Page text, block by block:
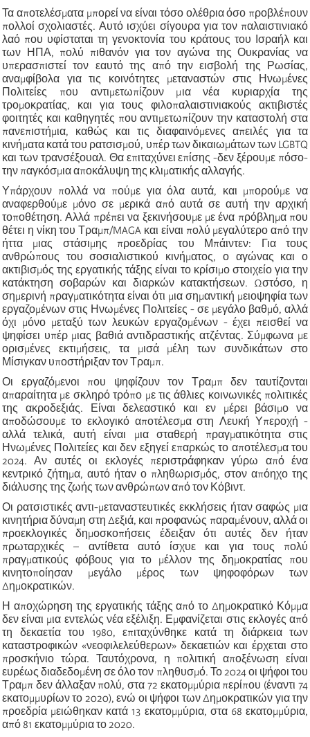
Τα αποτελέσματα μπορεί να είναι τόσο ολέθρια όσο προβλέπουν
πολλοί σχολιαστές. Αυτό ισχύει σίγουρα για τον παλαιστινιακό
λαό που υφίσταται τη γενοκτονία του κράτους του Ισραήλ και
των ΗΠΑ, πολύ πιθανόν για τον αγώνα της Ουκρανίας να
υπερασπιστεί τον εαυτό της από την εισβολή της Ρωσίας,
αναμφίβολα για τις κοινότητες μεταναστών στις Ηνωμένες
Πολιτείες που αντιμετωπίζουν μια νέα κυριαρχία της
τρομοκρατίας, και για τους φιλοπαλαιστινιακούς ακτιβιστές
φοιτητές και καθηγητές που αντιμετωπίζουν την καταστολή στα
πανεπιστήμια, καθώς και τις διαφαινόμενες απειλές για τα
κινήματα κατά του ρατσισμού, υπέρ των δικαιωμάτων των LGBTQ
και των τρανσέξουαλ. Θα επιταχύνει επίσης -δεν ξέρουμε πόσο-
την παγκόσμια αποκάλυψη της κλιματικής αλλαγής.
Υπάρχουν πολλά να πούμε για όλα αυτά, και μπορούμε να
αναφερθούμε μόνο σε μερικά από αυτά σε αυτή την αρχική
τοποθέτηση. Αλλά πρέπει να ξεκινήσουμε με ένα πρόβλημα που
θέτει η νίκη του Τραμπ/MAGA και είναι πολύ μεγαλύτερο από την
ήττα μιας στάσιμης προεδρίας του Μπάιντεν: Για τους
ανθρώπους του σοσιαλιστικού κινήματος, ο αγώνας και ο
ακτιβισμός της εργατικής τάξης είναι το κρίσιμο στοιχείο για την
κατάκτηση σοβαρών και διαρκών κατακτήσεων. Ωστόσο, η
σημερινή πραγματικότητα είναι ότι μια σημαντική μειοψηφία των
εργαζομένων στις Ηνωμένες Πολιτείες - σε μεγάλο βαθμό, αλλά
όχι μόνο μεταξύ των λευκών εργαζομένων - έχει πεισθεί να
ψηφίσει υπέρ μιας βαθιά αντιδραστικής ατζέντας. Σύμφωνα με
ορισμένες εκτιμήσεις, τα μισά μέλη των συνδικάτων στο
Μίσιγκαν υποστήριξαν τον Τραμπ.
Οι εργαζόμενοι που ψηφίζουν τον Τραμπ δεν ταυτίζονται
απαραίτητα με σκληρό τρόπο με τις άθλιες κοινωνικές πολιτικές
της ακροδεξιάς. Είναι δελεαστικό και εν μέρει βάσιμο να
αποδώσουμε το εκλογικό αποτέλεσμα στη Λευκή Υπεροχή -
αλλά τελικά, αυτή είναι μια σταθερή πραγματικότητα στις
Ηνωμένες Πολιτείες και δεν εξηγεί επαρκώς το αποτέλεσμα του
2024. Αν αυτές οι εκλογές περιστράφηκαν γύρω από ένα
κεντρικό ζήτημα, αυτό ήταν ο πληθωρισμός, στον απόηχο της
διάλυσης της ζωής των ανθρώπων από τον Κόβιντ.
Οι ρατσιστικές αντι-μεταναστευτικές εκκλήσεις ήταν σαφώς μια
κινητήρια δύναμη στη Δεξιά, και προφανώς παραμένουν, αλλά οι
προεκλογικές δημοσκοπήσεις έδειξαν ότι αυτές δεν ήταν
πρωταρχικές – αντίθετα αυτό ίσχυε και για τους πολύ
πραγματικούς φόβους για το μέλλον της δημοκρατίας που
κινητοποίησαν μεγάλο μέρος των ψηφοφόρων των
Δημοκρατικών.
Η αποχώρηση της εργατικής τάξης από το Δημοκρατικό Κόμμα
δεν είναι μια εντελώς νέα εξέλιξη. Εμφανίζεται στις εκλογές από
τη δεκαετία του 1980, επιταχύνθηκε κατά τη διάρκεια των
καταστροφικών «νεοφιλελεύθερων» δεκαετιών και έρχεται στο
προσκήνιο τώρα. Ταυτόχρονα, η πολιτική αποξένωση είναι
ευρέως διαδεδομένη σε όλο τον πληθυσμό. Το 2024 οι ψήφοι του
Τραμπ δεν άλλαξαν πολύ, στα 72 εκατομμύρια περίπου (έναντι 74
εκατομμυρίων το 2020), ενώ οι ψήφοι των Δημοκρατικών για την
προεδρία μειώθηκαν κατά 13 εκατομμύρια, στα 68 εκατομμύρια,
από 81 εκατομμύρια το 2020.